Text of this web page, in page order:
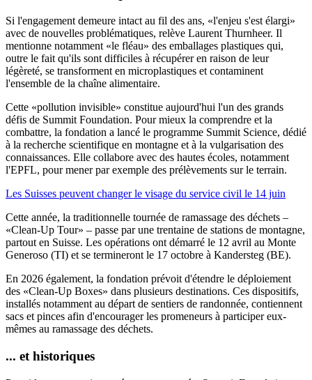
Si l'engagement demeure intact au fil des ans, «l'enjeu s'est élargi»
avec de nouvelles problématiques, relève Laurent Thurnheer. Il
mentionne notamment «le fléau» des emballages plastiques qui,
outre le fait qu'ils sont difficiles à récupérer en raison de leur
légèreté, se transforment en microplastiques et contaminent
l'ensemble de la chaîne alimentaire.
Cette «pollution invisible» constitue aujourd'hui l'un des grands
défis de Summit Foundation. Pour mieux la comprendre et la
combattre, la fondation a lancé le programme Summit Science, dédié
à la recherche scientifique en montagne et à la vulgarisation des
connaissances. Elle collabore avec des hautes écoles, notamment
l'EPFL, pour mener par exemple des prélèvements sur le terrain.
Les Suisses peuvent changer le visage du service civil le 14 juin
Cette année, la traditionnelle tournée de ramassage des déchets –
«Clean-Up Tour» – passe par une trentaine de stations de montagne,
partout en Suisse. Les opérations ont démarré le 12 avril au Monte
Generoso (TI) et se termineront le 17 octobre à Kandersteg (BE).
En 2026 également, la fondation prévoit d'étendre le déploiement
des «Clean-Up Boxes» dans plusieurs destinations. Ces dispositifs,
installés notamment au départ de sentiers de randonnée, contiennent
sacs et pinces afin d'encourager les promeneurs à participer eux-
mêmes au ramassage des déchets.
... et historiques